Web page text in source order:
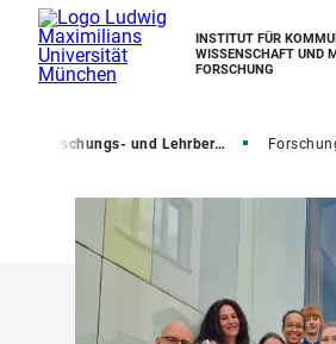
INSTITUT FÜR
WISSENSCHAFT UND
FORSCHUNG
Forschungs- und Lehrbereiche